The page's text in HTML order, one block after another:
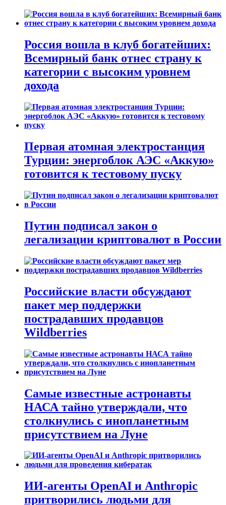
Россия вошла в клуб богатейших:
Всемирный банк отнес страну к
категории с высоким уровнем
дохода
Первая атомная электростанция
Турции: энергоблок АЭС «Аккую»
готовится к тестовому пуску
Путин подписал закон о
легализации криптовалют в России
Российские власти обсуждают
пакет мер поддержки
пострадавших продавцов
Wildberries
Самые известные астронавты
НАСА тайно утверждали, что
столкнулись с инопланетным
присутствием на Луне
ИИ-агенты OpenAI и Anthropic
притворились людьми для